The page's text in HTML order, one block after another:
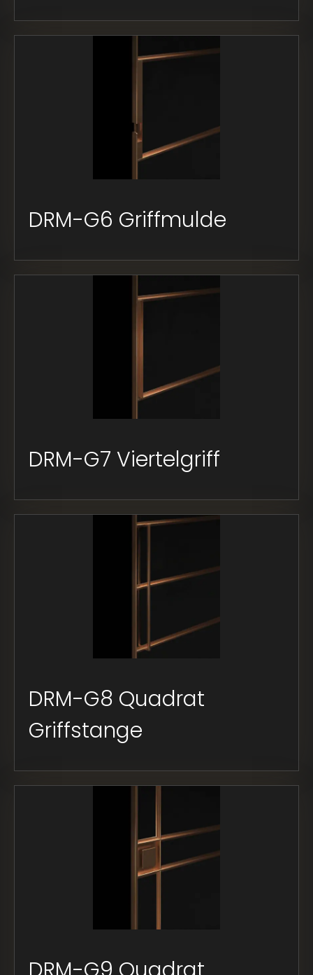
DRM-G6 Griffmulde
DRM-G7 Viertelgriff
DRM-G8 Quadrat
Griffstange